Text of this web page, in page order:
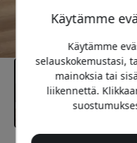
Käytämme
Käytämme
selauskokemustasi,
mainoksia tai
liikennettä.